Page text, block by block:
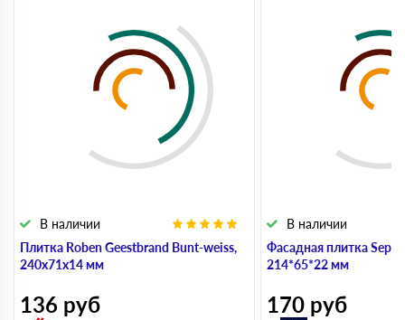
Плитка Roben Geestbrand Bunt-weiss,
240х71х14 мм
В наличии
136 руб
Фасадная плитка Sepia
214*65*22 мм
В наличии
170 руб